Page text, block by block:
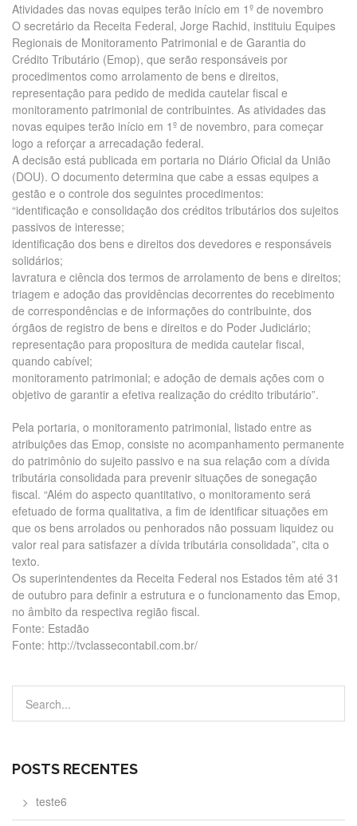
Atividades das novas equipes terão início em 1º de novembro
O secretário da Receita Federal, Jorge Rachid, instituiu Equipes
Regionais de Monitoramento Patrimonial e de Garantia do
Crédito Tributário (Emop), que serão responsáveis por
procedimentos como arrolamento de bens e direitos,
representação para pedido de medida cautelar fiscal e
monitoramento patrimonial de contribuintes. As atividades das
novas equipes terão início em 1º de novembro, para começar
logo a reforçar a arrecadação federal.
A decisão está publicada em portaria no Diário Oficial da União
(DOU). O documento determina que cabe a essas equipes a
gestão e o controle dos seguintes procedimentos:
“identificação e consolidação dos créditos tributários dos sujeitos
passivos de interesse;
identificação dos bens e direitos dos devedores e responsáveis
solidários;
lavratura e ciência dos termos de arrolamento de bens e direitos;
triagem e adoção das providências decorrentes do recebimento
de correspondências e de informações do contribuinte, dos
órgãos de registro de bens e direitos e do Poder Judiciário;
representação para propositura de medida cautelar fiscal,
quando cabível;
monitoramento patrimonial; e adoção de demais ações com o
objetivo de garantir a efetiva realização do crédito tributário”.
Pela portaria, o monitoramento patrimonial, listado entre as
atribuições das Emop, consiste no acompanhamento permanente
do patrimônio do sujeito passivo e na sua relação com a dívida
tributária consolidada para prevenir situações de sonegação
fiscal. “Além do aspecto quantitativo, o monitoramento será
efetuado de forma qualitativa, a fim de identificar situações em
que os bens arrolados ou penhorados não possuam liquidez ou
valor real para satisfazer a dívida tributária consolidada”, cita o
texto.
Os superintendentes da Receita Federal nos Estados têm até 31
de outubro para definir a estrutura e o funcionamento das Emop,
no âmbito da respectiva região fiscal.
Fonte: Estadão
Fonte: http://tvclassecontabil.com.br/
POSTS RECENTES
teste6